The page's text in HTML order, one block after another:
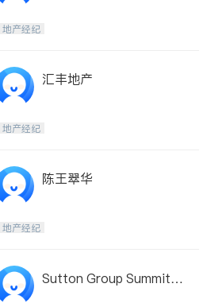
地产经纪
汇丰地产
地产经纪
陈王翠华
地产经纪
Sutton Group Summit R